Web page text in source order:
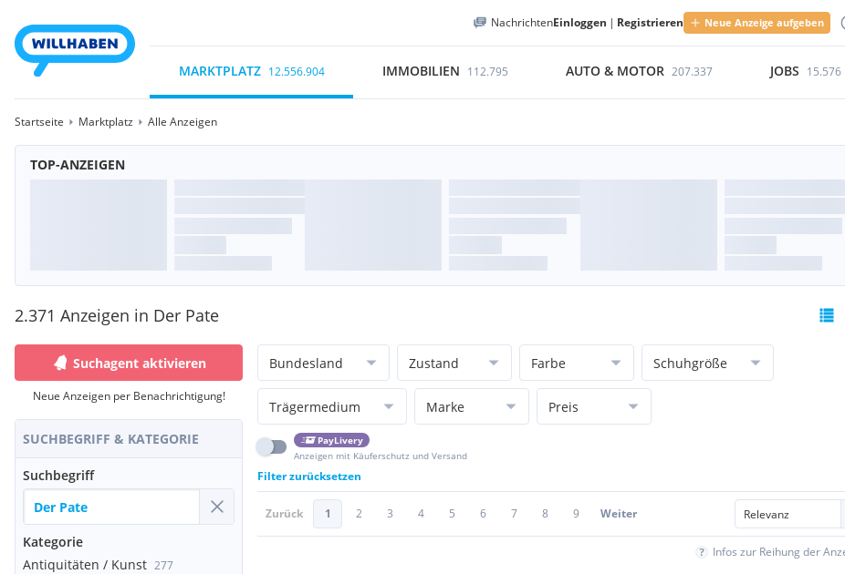
NachrichtenEinloggen | Registrieren Neue Anzeige aufgeben
MARKTPLATZ 12.556.904 IMMOBILIEN 112.795 AUTO & MOTOR 207.337 JOBS 15.576
Startseite Marktplatz Alle Anzeigen
TOP-ANZEIGEN
2.371 Anzeigen in Der Pate
Suchagent aktivieren
Neue Anzeigen per Benachrichtigung!
SUCHBEGRIFF & KATEGORIE
Suchbegriff
Kategorie
Antiquitäten / Kunst 277
Bundesland Zustand Farbe Schuhgröße
Trägermedium Marke Preis
PayLivery
Anzeigen mit Käuferschutz und Versand
Filter zurücksetzen
Zurück 1 2 3 4 5 6 7 8 9 Weiter
Infos zur Reihung der